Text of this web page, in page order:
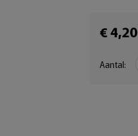
€ 4,20
Aantal: